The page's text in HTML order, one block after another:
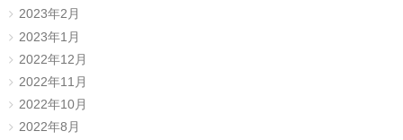
2023年2月
2023年1月
2022年12月
2022年11月
2022年10月
2022年8月